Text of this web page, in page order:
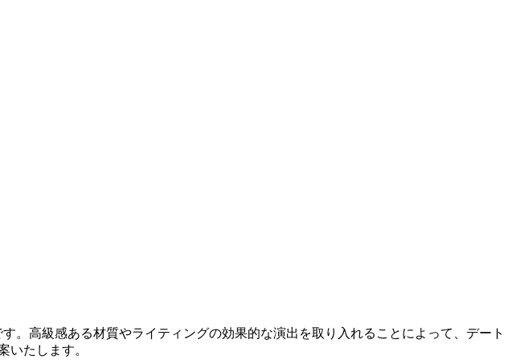
。高級感ある材質やライティングの効果的な演出を取り入れることによって、デート
いたします。